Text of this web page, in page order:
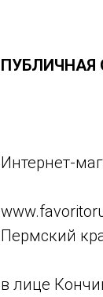
ПУБЛИЧНАЯ
Интернет-
Пермский
в лице